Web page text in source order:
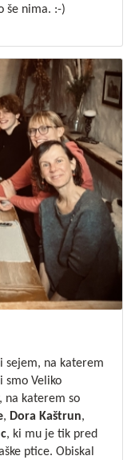
še nima. :-)
sejem, na katerem
smo Veliko
na katerem so
, Dora Kaštrun,
, ki mu je tik pred
ptice. Obiskal